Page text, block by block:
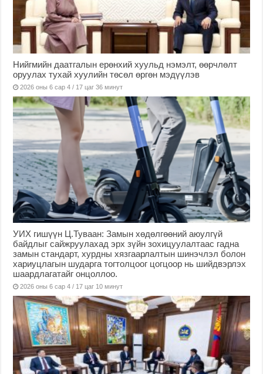
Нийгмийн даатгалын ерөнхий хуульд нэмэлт, өөрчлөлт
оруулах тухай хуулийн төсөл өргөн мэдүүлэв
2026 оны 6 сар 4 / 17 цаг 36 минут
УИХ гишүүн Ц.Туваан: Замын хөдөлгөөний аюулгүй
байдлыг сайжруулахад эрх зүйн зохицуулалтаас гадна
замын стандарт, хурдны хязгаарлалтын шинэчлэл болон
хариуцлагын шударга тогтолцоог цогцоор нь шийдвэрлэх
шаардлагатайг онцоллоо.
2026 оны 6 сар 4 / 17 цаг 10 минут